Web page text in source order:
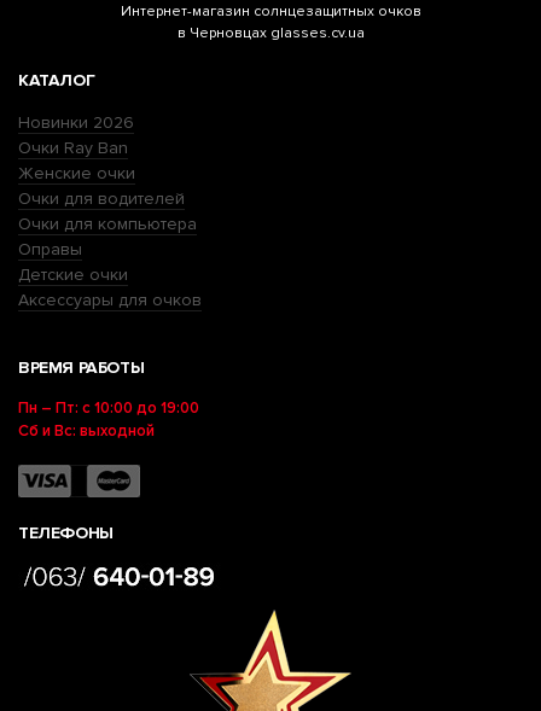
Интернет-магазин солнцезащитных очков
в Черновцах glasses.cv.ua
КАТАЛОГ
Новинки 2026
Очки Ray Ban
Женские очки
Очки для водителей
Очки для компьютера
Оправы
Детские очки
Аксессуары для очков
ВРЕМЯ РАБОТЫ
Пн – Пт: с 10:00 до 19:00
Сб и Вс: выходной
ТЕЛЕФОНЫ